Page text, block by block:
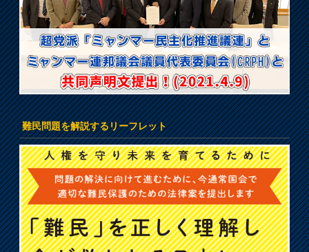
難民問題を解説するリーフレット